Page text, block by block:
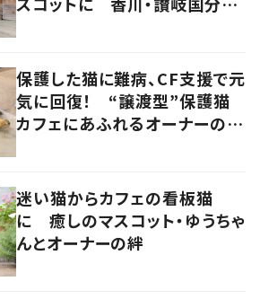
保護した猫に難病、CF支援で元
気に回復！ “譲渡型”保護猫
カフェにあふれるオーナーの愛
迷い猫からカフェの看板猫
に 癒しのマスコット・ゆうちゃ
んとオーナーの絆